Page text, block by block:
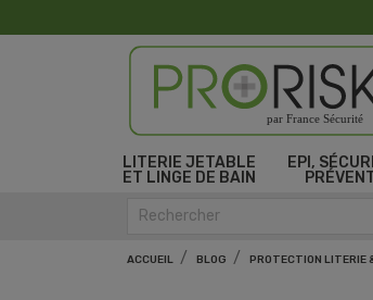
par France Sécurité
LITERIE JETABLE
ET LINGE DE BAIN
EPI,
ACCUEIL BLOG PROTECTION LITERIE